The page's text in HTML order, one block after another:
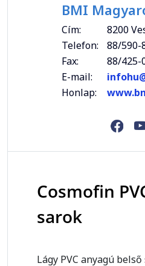
BMI
Cím:
8200
Telefon:
88/590-
Fax:
88/425-
E-mail:
Honlap:
Cosmofin
sarok
Lágy PVC anyagú